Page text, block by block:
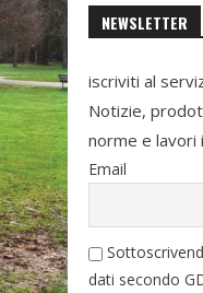
NEWSLETTER
iscriviti al
Notizie,
norme e lavori
Email
dati secondo